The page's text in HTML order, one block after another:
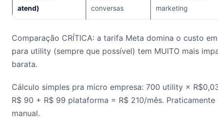
atend)
conversas
marketing
Comparação CRÍTICA: a tarifa Meta domina o custo
para utility (sempre que possível) tem MUITO mais
barata.
Cálculo simples pra micro empresa: 700 utility ×
R$ 90 + R$ 99 plataforma = R$ 210/mês.
manual.